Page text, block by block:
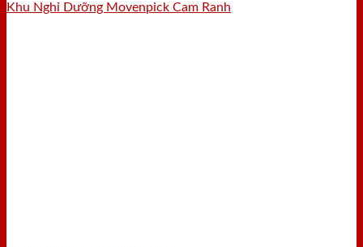
Khu Nghỉ Dưỡng Movenpick Cam Ranh